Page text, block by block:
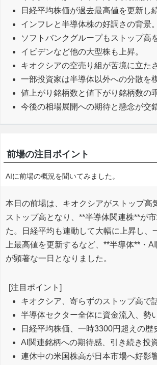
日経平均株価が過去最高値を更新し
インフレと半導体株の好調さの背景。
ソフトバンクグループもストップ高
イビデンなど他の大型株も上昇。
キオクシアの空売り組が苦境に立た
一部投資家は半導体以外への分散を
値上がり銘柄数と値下がり銘柄数の
今後の相場展開への期待と懸念が交錯
前場の注目ポイント
AIに前場の概況を聞いてみました。
本日の前場は、キオクシアがストップ高
ストップ高となり、**半導体関連株**が
た。日経平均も連動して大幅に上昇し、
上最高値を更新するなど、**半導体**・
が顕著な一日となりました。
[注目ポイント]
キオクシア、寄らずのストップ高で
半導体セクター全体に資金流入、勢
日経平均株価、一時3300円超えの歴
AI関連銘柄への期待感、引き続き投
連休中の米国株高が日本市場へ好影